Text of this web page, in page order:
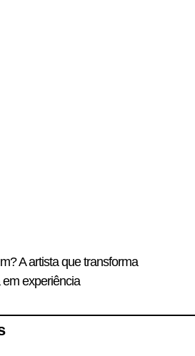
A artista que transforma
experiência